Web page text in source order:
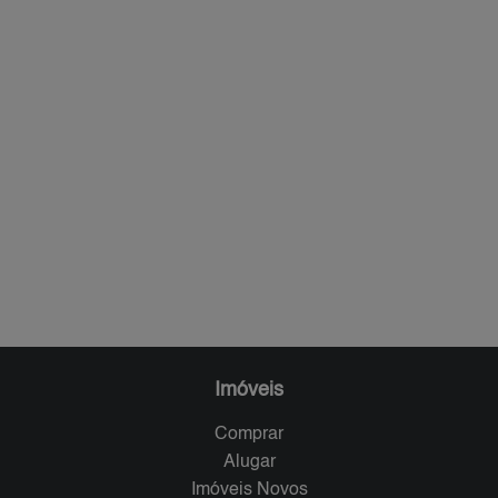
Imóveis
Comprar
Alugar
Imóveis Novos